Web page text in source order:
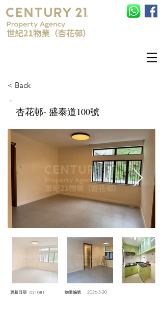
< Back
杏花邨- 盛泰道100號
更新日期 物業編號
021081 2026-5-20